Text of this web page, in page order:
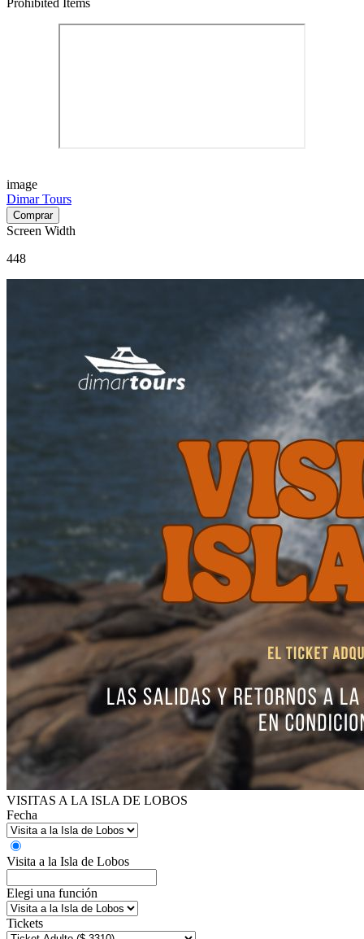
Prohibited Items
image
Dimar Tours
Screen Width
448
VISITAS A LA ISLA DE LOBOS
Fecha
Visita a la Isla de Lobos
Elegi una función
Tickets